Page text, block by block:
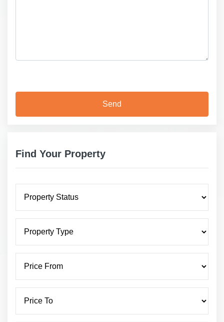
Find Your Property